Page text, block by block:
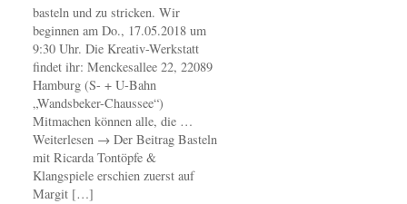
basteln und zu stricken. Wir
beginnen am Do., 17.05.2018 um
9:30 Uhr. Die Kreativ-Werkstatt
findet ihr: Menckesallee 22, 22089
Hamburg (S- + U-Bahn
„Wandsbeker-Chaussee“)
Mitmachen können alle, die …
Weiterlesen → Der Beitrag Basteln
mit Ricarda Tontöpfe &
Klangspiele erschien zuerst auf
Margit […]